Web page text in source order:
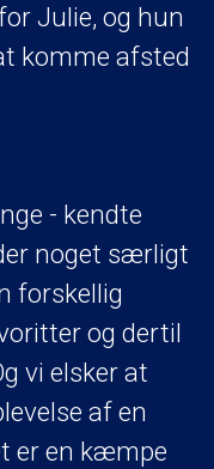
Julie, og hun
komme afsted
- kendte
noget særligt
forskellig
og dertil
vi elsker at
af en
er en kæmpe